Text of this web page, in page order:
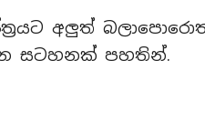
අලුත්
සටහනක් පහතින්.